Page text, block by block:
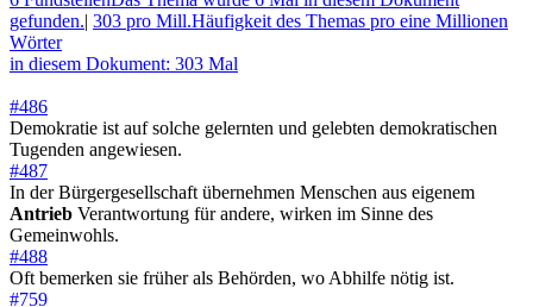
gefunden.| 303 pro Mill.Häufigkeit des Themas pro eine Millionen
Wörter
in diesem Dokument: 303 Mal
#486
Demokratie ist auf solche gelernten und gelebten demokratischen
Tugenden angewiesen.
#487
In der Bürgergesellschaft übernehmen Menschen aus eigenem
Antrieb Verantwortung für andere, wirken im Sinne des
Gemeinwohls.
#488
Oft bemerken sie früher als Behörden, wo Abhilfe nötig ist.
#759